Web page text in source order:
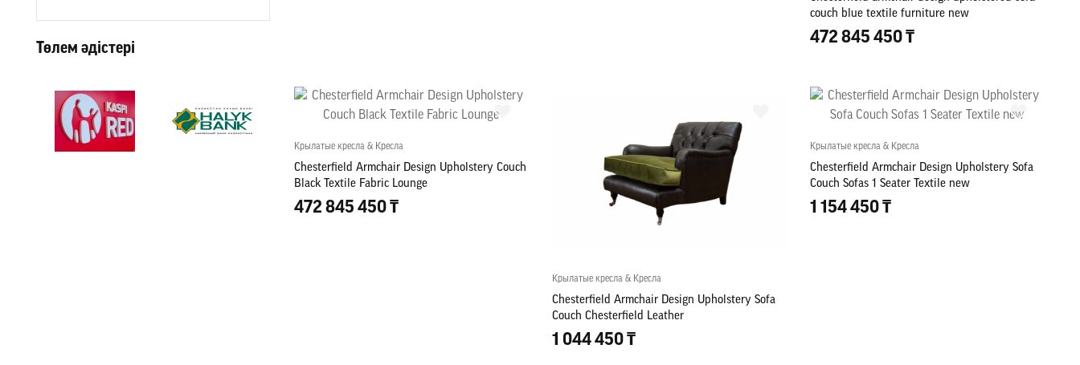
Төлем әдістері
couch blue textile furniture new
472 845 450 ₸
Крылатые кресла & Кресла
Chesterfield Armchair Design Upholstery Couch
Black Textile Fabric Lounge
472 845 450 ₸
Крылатые кресла & Кресла
Chesterfield Armchair Design Upholstery Sofa
Couch Chesterfield Leather
1 044 450 ₸
Крылатые кресла & Кресла
Chesterfield Armchair Design Upholstery Sofa
Couch Sofas 1 Seater Textile new
1 154 450 ₸